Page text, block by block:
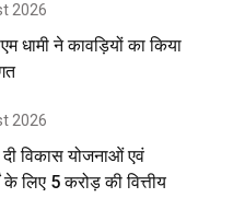
2026
धामी ने कावड़ियों का किया
2026
विकास योजनाओं एवं
के लिए 5 करोड़ की वित्तीय